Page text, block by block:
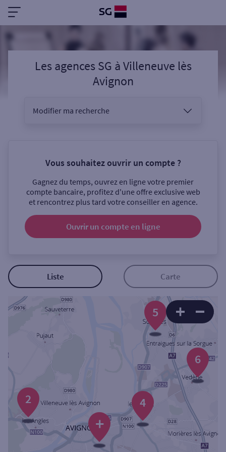
Les agences SG àVilleneuve lès
Avignon
Modifier ma recherche
Sélectionnez votre recherche
Ouverte le samedi
Coffre-fort
Rue
Rechercher
Vous souhaitez ouvrir un compte ?
Gagnez du temps, ouvrez en ligne votre premier
compte bancaire, profitez d'une offre exclusive web
et rencontrez plus tard votre conseiller en agence.
Ouvrir un compte en ligne
Liste Carte
6
5
4
+
2